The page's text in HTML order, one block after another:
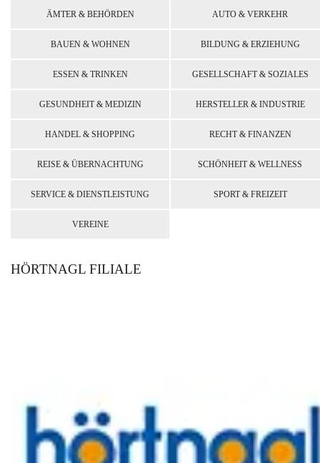
ÄMTER & BEHÖRDEN AUTO & VERKEHR
BAUEN & WOHNEN BILDUNG & ERZIEHUNG
ESSEN & TRINKEN GESELLSCHAFT & SOZIALES
GESUNDHEIT & MEDIZIN HERSTELLER & INDUSTRIE
HANDEL & SHOPPING RECHT & FINANZEN
REISE & ÜBERNACHTUNG SCHÖNHEIT & WELLNESS
SERVICE & DIENSTLEISTUNG SPORT & FREIZEIT
VEREINE
HÖRTNAGL FILIALE